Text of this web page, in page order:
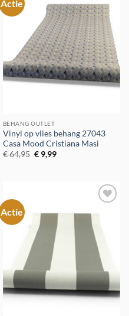
Actie
Toevoegen
aan
verlanglijst
BEHANG OUTLET
Vinyl op vlies behang 27043
Casa Mood Cristiana Masi
€64,95 Oorspronkelijke
prijs
€9,99Huidige
Actie
verlanglijst